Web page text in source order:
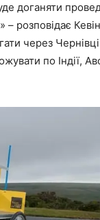
доганяти
розповідає
через
по Індії,